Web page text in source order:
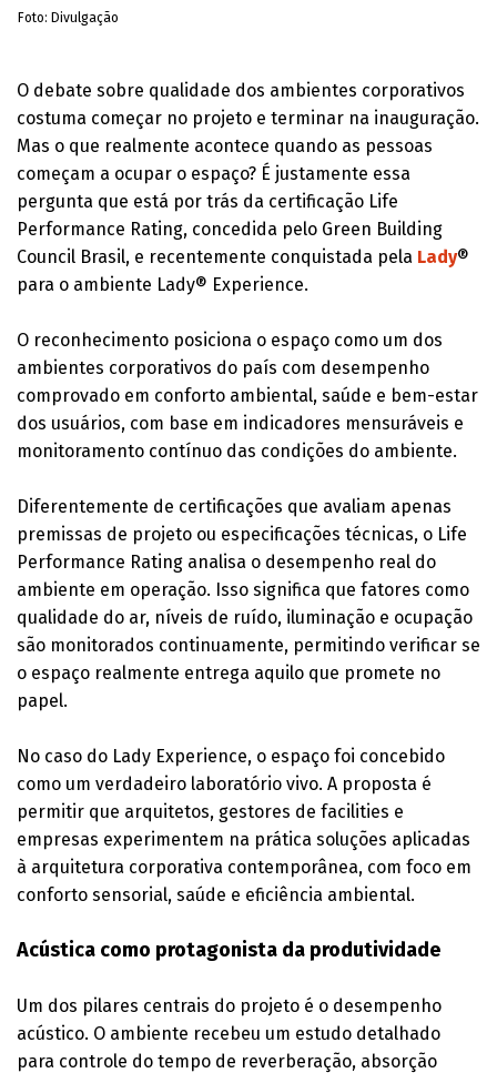
Foto: Divulgação
O debate sobre qualidade dos ambientes corporativos
costuma começar no projeto e terminar na inauguração.
Mas o que realmente acontece quando as pessoas
começam a ocupar o espaço? É justamente essa
pergunta que está por trás da certificação Life
Performance Rating, concedida pelo Green Building
Council Brasil, e recentemente conquistada pela Lady®
para o ambiente Lady® Experience.
O reconhecimento posiciona o espaço como um dos
ambientes corporativos do país com desempenho
comprovado em conforto ambiental, saúde e bem-estar
dos usuários, com base em indicadores mensuráveis e
monitoramento contínuo das condições do ambiente.
Diferentemente de certificações que avaliam apenas
premissas de projeto ou especificações técnicas, o Life
Performance Rating analisa o desempenho real do
ambiente em operação. Isso significa que fatores como
qualidade do ar, níveis de ruído, iluminação e ocupação
são monitorados continuamente, permitindo verificar se
o espaço realmente entrega aquilo que promete no
papel.
No caso do Lady Experience, o espaço foi concebido
como um verdadeiro laboratório vivo. A proposta é
permitir que arquitetos, gestores de facilities e
empresas experimentem na prática soluções aplicadas
à arquitetura corporativa contemporânea, com foco em
conforto sensorial, saúde e eficiência ambiental.
Acústica como protagonista da produtividade
Um dos pilares centrais do projeto é o desempenho
acústico. O ambiente recebeu um estudo detalhado
para controle do tempo de reverberação, absorção